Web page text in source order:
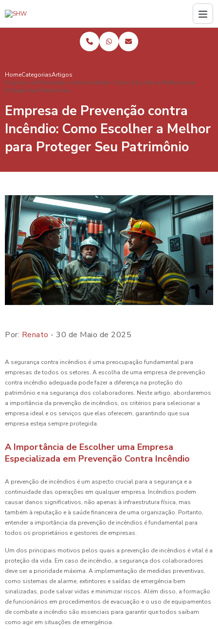
HomeCategoriasArtigos
Empresa de Prevenção contra Incêndio: Como Escolher a Melhor para
Proteger Seu Patrimônio
Empresa de Prevenção contra
Incêndio: Como Escolher a Melhor
para Proteger Seu Patrimônio
Por: Renato - 30 de Maio de 2025
A segurança contra incêndios é uma preocupação fundamental para
empresas de todos os setores. A escolha de uma empresa de prevenção
contra incêndio adequada pode fazer a diferença na proteção do
patrimônio e na segurança dos colaboradores. Neste artigo, abordaremos
a importância da prevenção de incêndios, os critérios para selecionar a
empresa ideal e os serviços que elas oferecem, garantindo que sua
empresa esteja sempre protegida.
A Importância de Escolher uma Empresa
Especializada em Prevenção Contra Incêndio
A prevenção de incêndios é um aspecto crucial para a segurança e a
continuidade das operações em qualquer empresa. Incêndios podem
causar danos significativos, não apenas à infraestrutura física, mas
também à reputação e à saúde financeira de uma organização. Portanto,
entender a importância da prevenção de incêndios é fundamental para
todos os proprietários e gestores de empresas.
Um dos principais motivos pelos quais a prevenção de incêndios é vital é a
proteção da vida. Em caso de incêndio, a segurança dos colaboradores
deve ser a prioridade máxima. A implementação de medidas preventivas,
como sistemas de alarme, extintores e saídas de emergência bem
sinalizadas, pode salvar vidas e minimizar riscos. Além disso, a formação
de funcionários em procedimentos de evacuação e o uso de equipamentos
de combate a incêndio são essenciais para garantir que todos saibam
como agir em situações de emergência.